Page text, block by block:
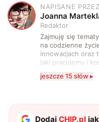
J
NAPISANE PRZEZ
Joanna
Redaktor
Zajmuję się
na codzienne
innowacjach oraz
jaki pracujemy i
technologii a
jeszcze 15 słów ▸
DodajCHIP.pl